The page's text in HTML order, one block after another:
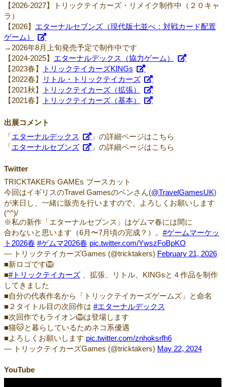
【2026-2027】トリックテイカーズ・リメイク制作中（２０キャ
ラ）
【2026】 エターナルセブンズ（現代版七並べ：対戦カード配置
ゲーム）
→2026年8月上旬発売予定で制作中です
【2024-2025】 エターナルデックス（協力ゲーム）
【2023春】
トリックテイカーズKINGs
【2022春】
リトル・トリックテイカーズ
【2021秋】
トリックテイカーズ（拡張）
【2021春】
トリックテイカーズ（基本）
出展コメント
「エターナルデックス
」の詳細ページはこちら
「エターナルセブンズ 」の詳細ページはこちら
Twitter
TRICKTAKERs GAMEs ブースカット
今回はイギリスのTravel Gamesのベンさん(@TravelGamesUK)
が来日し、一緒に販売を行いますので、よろしくお願いします
(^^)/
※私の新作「エターナルセブンス」はゲムマ春には間に
合わないと思います（6月〜7月頃の完成？）。 #ゲームマーケッ
ト2026春 #ゲムマ2026春 pic.twitter.com/YwszFoBpKO
— トリックテイカーズGames (@tricktakers) February 21, 2026
■新ロゴです🦁
■#トリックテイカーズ、拡張、リトル、KINGsと４作品を制作
してきました
■自分の代表作名から「トリックテイカーズゲームズ」と命名
■２タイトル目の次回作は #エターナルデックス
■次回作でもライオン🦁は登場します
■猫🐱と暮らしているためネコ系優遇
■よろしくお願いします pic.twitter.com/znhoksrfh6
— トリックテイカーズGames (@tricktakers) May 22, 2024
YouTube